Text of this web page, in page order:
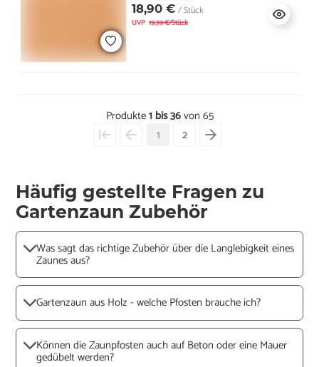
18,90 € / Stück
UVP 19,99 €/Stück
Produkte1 bis 36von 65
1
2
Häufig gestellte Fragen zu
Gartenzaun Zubehör
Was sagt das richtige Zubehör über die Langlebigkeit eines
Zaunes aus?
Gartenzaun aus Holz - welche Pfosten brauche ich?
Können die Zaunpfosten auch auf Beton oder eine Mauer
gedübelt werden?